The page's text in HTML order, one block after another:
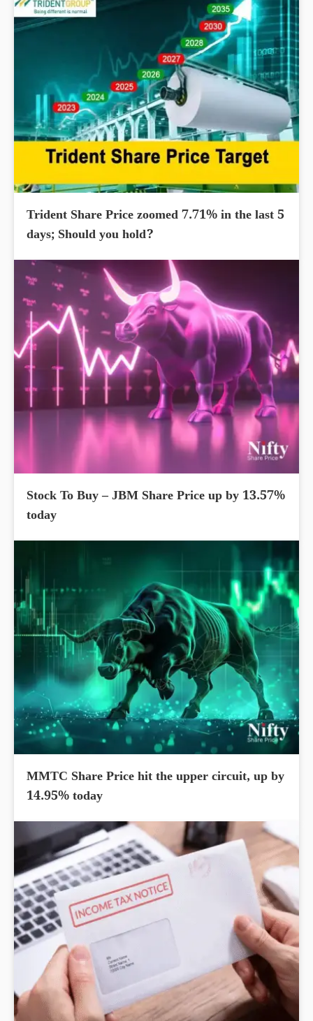
Trident Share Price zoomed 7.71% in the last 5
days; Should you hold?
Stock To Buy – JBM Share Price up by 13.57%
today
MMTC Share Price hit the upper circuit, up by
14.95% today